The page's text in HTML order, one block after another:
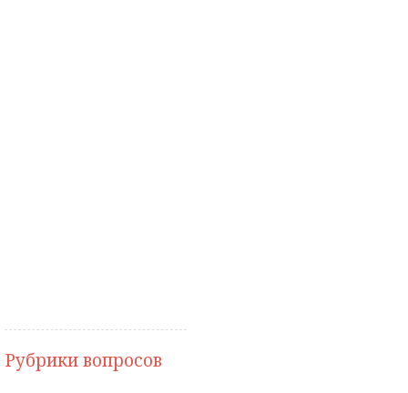
Рубрики вопросов